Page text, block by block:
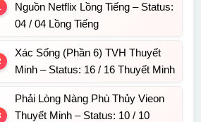
Nguồn Netflix Lồng Tiếng – Status:
04 / 04 Lồng Tiếng
Xác Sống (Phần 6) TVH Thuyết
Minh – Status: 16 / 16 Thuyết Minh
Phải Lòng Nàng Phù Thủy Vieon
Thuyết Minh – Status: 10 / 10